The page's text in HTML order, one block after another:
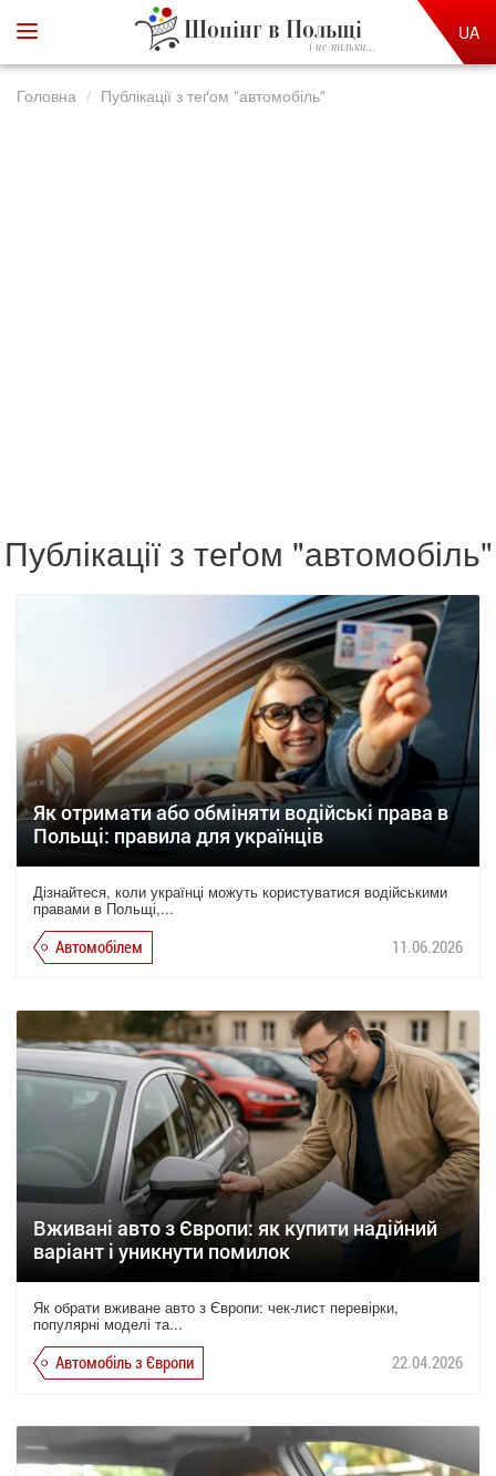
Шопінг в Польщі
і не тільки...
UA
Головна Публікації з теґом "автомобіль"
Публікації з теґом "автомобіль"
Як отримати або обміняти водійські права в
Польщі: правила для українців
Дізнайтеся, коли українці можуть користуватися водійськими
правами в Польщі,...
Автомобілем 11.06.2026
Вживані авто з Європи: як купити надійний
варіант і уникнути помилок
Як обрати вживане авто з Європи: чек-лист перевірки,
популярні моделі та...
Автомобіль з Європи 22.04.2026